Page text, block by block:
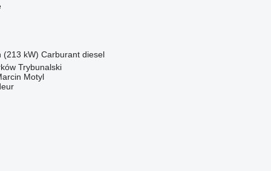
(213 kW) Carburant diesel
Trybunalski
Motyl